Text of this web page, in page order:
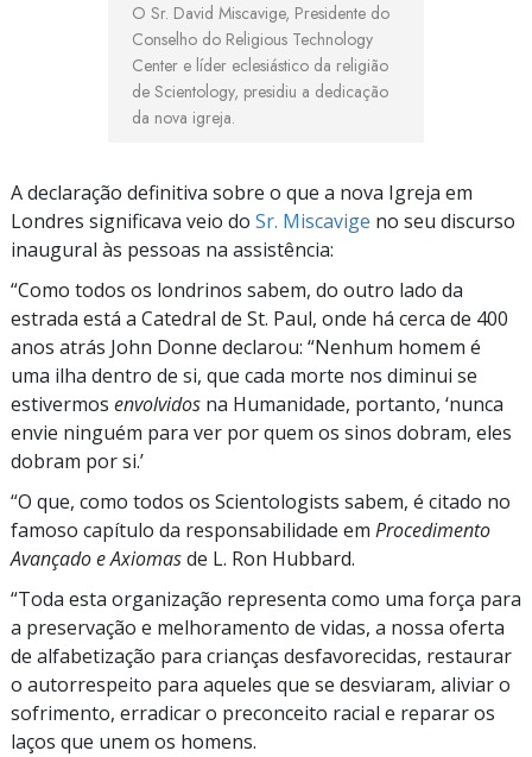
O Sr. David Miscavige, Presidente do
Conselho do Religious Technology
Center e líder eclesiástico da religião
de Scientology, presidiu a dedicação
da nova igreja.
A declaração definitiva sobre o que a nova Igreja em
Londres significava veio do Sr. Miscavige no seu discurso
inaugural às pessoas na assistência:
“Como todos os londrinos sabem, do outro lado da
estrada está a Catedral de St. Paul, onde há cerca de 400
anos atrás John Donne declarou: “Nenhum homem é
uma ilha dentro de si, que cada morte nos diminui se
estivermos envolvidos na Humanidade, portanto, ‘nunca
envie ninguém para ver por quem os sinos dobram, eles
dobram por si.’
“O que, como todos os Scientologists sabem, é citado no
famoso capítulo da responsabilidade em Procedimento
Avançado e Axiomasde L. Ron Hubbard.
“Toda esta organização representa como uma força para
a preservação e melhoramento de vidas, a nossa oferta
de alfabetização para crianças desfavorecidas, restaurar
o autorrespeito para aqueles que se desviaram, aliviar o
sofrimento, erradicar o preconceito racial e reparar os
laços que unem os homens.